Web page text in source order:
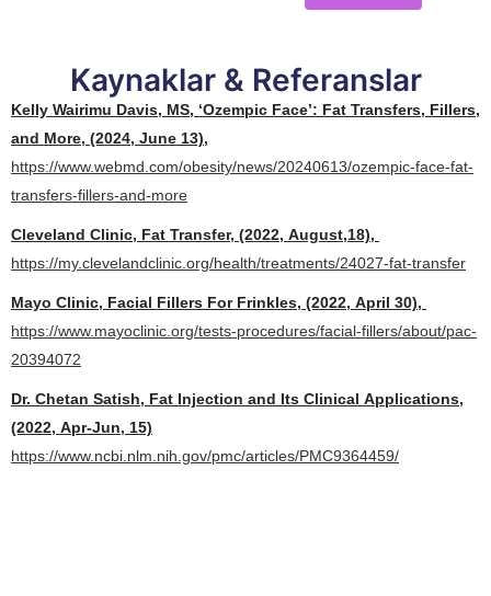
Kaynaklar & Referanslar
Kelly Wairimu Davis, MS, ‘Ozempic Face’: Fat Transfers, Fillers,
and More, (2024, June 13),
https://www.webmd.com/obesity/news/20240613/ozempic-face-fat-
transfers-fillers-and-more
Cleveland Clinic, Fat Transfer, (2022, August,18),
https://my.clevelandclinic.org/health/treatments/24027-fat-transfer
Mayo Clinic, Facial Fillers For Frinkles, (2022, April 30),
https://www.mayoclinic.org/tests-procedures/facial-fillers/about/pac-
20394072
Dr. Chetan Satish, Fat Injection and Its Clinical Applications,
(2022, Apr-Jun, 15)
https://www.ncbi.nlm.nih.gov/pmc/articles/PMC9364459/